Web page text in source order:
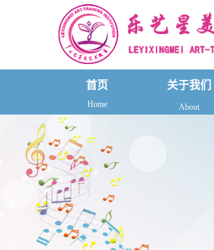
首页
Home
关于我们
About